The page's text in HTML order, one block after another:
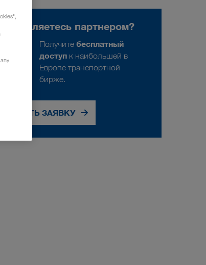
Уже являетесь партнером?
Получитебесплатный
доступ к наибольшей в
Европе транспортной
бирже.
ПОДАТЬ ЗАЯВКУ